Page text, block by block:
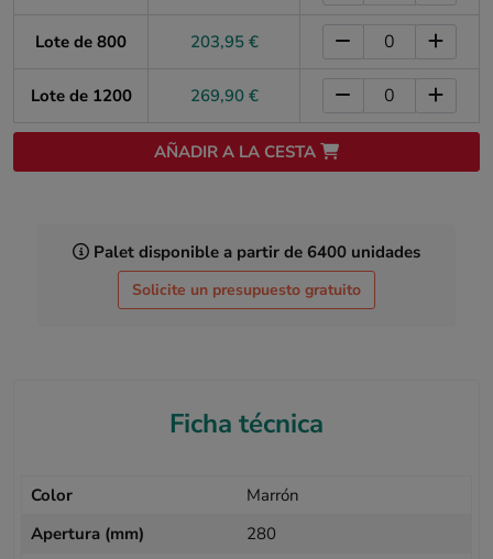
Lote de 800 203,95 €
Lote de 1200 269,90 €
AÑADIR A LA CESTA
Palet disponible a partir de 6400 unidades
Solicite un presupuesto gratuito
Ficha técnica
Color
Marrón
Apertura (mm)
280